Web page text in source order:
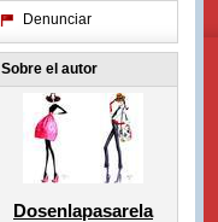
Denunciar
Sobre el autor
Dosenlapasarela